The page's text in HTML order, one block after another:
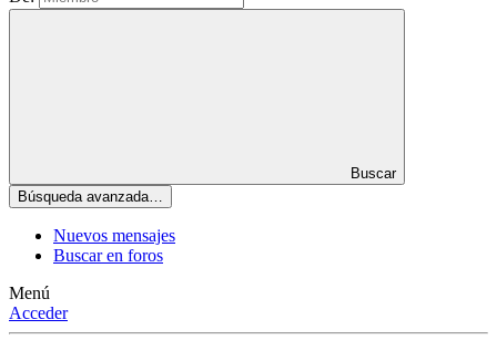
Buscar
Búsqueda avanzada…
Nuevos mensajes
Buscar en foros
Menú
Acceder